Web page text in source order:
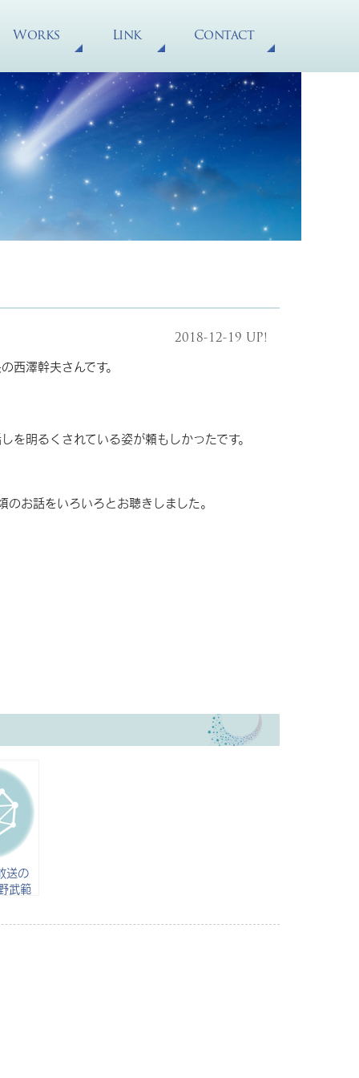
Works Link Contact
2018-12-19 UP!
澤幹夫さんです。
明るくされている姿が頼もしかったです。
お話をいろいろとお聴きしました。
の
武範